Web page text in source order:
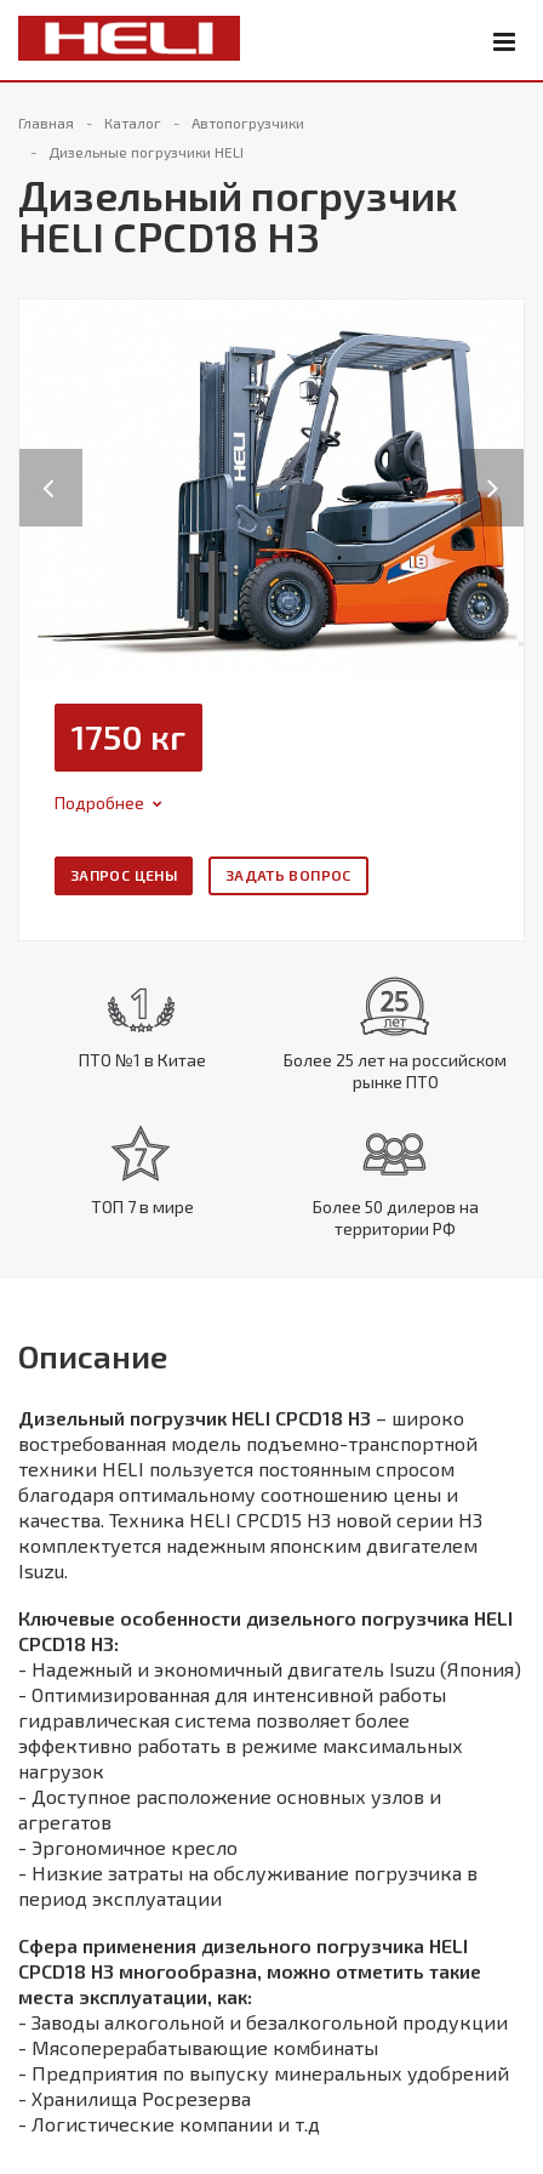
Главная Каталог
Автопогрузчики
Дизельные погрузчики HELI
Дизельный погрузчик
HELI CPCD18 H3
1750 кг
Подробнее
ЗАПРОС ЦЕНЫ ЗАДАТЬ ВОПРОС
ПТО №1 в Китае
Более 25 лет на российском
рынке ПТО
ТОП 7 в мире
Более 50 дилеров на
территории РФ
Описание
Дизельный погрузчик HELI CPCD18 H3 – широко
востребованная модель подъемно-транспортной
техники HELI пользуется постоянным спросом
благодаря оптимальному соотношению цены и
качества. Техника HELI CPCD15 H3 новой серии H3
комплектуется надежным японским двигателем
Isuzu.
Ключевые особенности дизельного погрузчика HELI
CPСD18 H3:
- Надежный и экономичный двигатель Isuzu (Япония)
- Оптимизированная для интенсивной работы
гидравлическая система позволяет более
эффективно работать в режиме максимальных
нагрузок
- Доступное расположение основных узлов и
агрегатов
- Эргономичное кресло
- Низкие затраты на обслуживание погрузчика в
период эксплуатации
Сфера применения дизельного погрузчика HELI
CPСD18 H3 многообразна, можно отметить такие
места эксплуатации, как:
- Заводы алкогольной и безалкогольной продукции
- Мясоперерабатывающие комбинаты
- Предприятия по выпуску минеральных удобрений
- Хранилища Росрезерва
- Логистические компании и т.д